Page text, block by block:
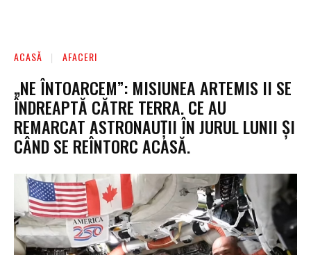
ACASĂ AFACERI
„NE ÎNTOARCEM”: MISIUNEA ARTEMIS II SE
ÎNDREAPTĂ CĂTRE TERRA. CE AU
REMARCAT ASTRONAUȚII ÎN JURUL LUNII ȘI
CÂND SE REÎNTORC ACASĂ.